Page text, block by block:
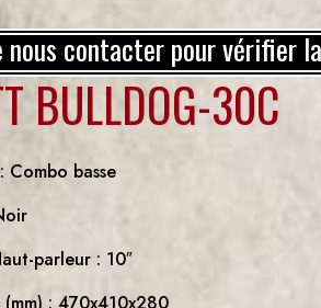
nous contacter pour vérifier
BULLDOG-30C
basse
parleur : 10″